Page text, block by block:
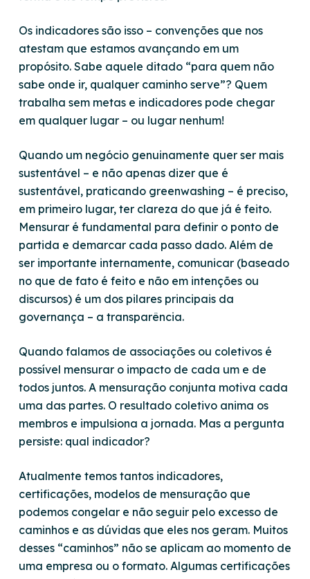
Os indicadores são isso – convenções que nos
atestam que estamos avançando em um
propósito. Sabe aquele ditado “para quem não
sabe onde ir, qualquer caminho serve”? Quem
trabalha sem metas e indicadores pode chegar
em qualquer lugar – ou lugar nenhum!
Quando um negócio genuinamente quer ser mais
sustentável – e não apenas dizer que é
sustentável, praticando greenwashing – é preciso,
em primeiro lugar, ter clareza do que já é feito.
Mensurar é fundamental para definir o ponto de
partida e demarcar cada passo dado. Além de
ser importante internamente, comunicar (baseado
no que de fato é feito e não em intenções ou
discursos) é um dos pilares principais da
governança – a transparência.
Quando falamos de associações ou coletivos é
possível mensurar o impacto de cada um e de
todos juntos. A mensuração conjunta motiva cada
uma das partes. O resultado coletivo anima os
membros e impulsiona a jornada. Mas a pergunta
persiste: qual indicador?
Atualmente temos tantos indicadores,
certificações, modelos de mensuração que
podemos congelar e não seguir pelo excesso de
caminhos e as dúvidas que eles nos geram. Muitos
desses “caminhos” não se aplicam ao momento de
uma empresa ou o formato. Algumas certificações